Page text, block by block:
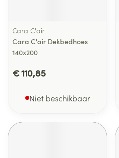
Cara C'air
Cara C'air Dekbedhoes
140x200
€ 110,85
Niet beschikbaar